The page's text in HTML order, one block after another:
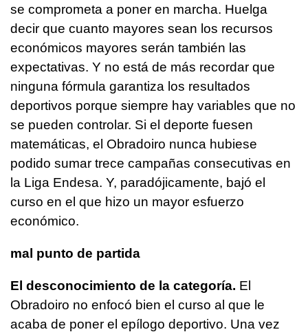
se comprometa a poner en marcha. Huelga
decir que cuanto mayores sean los recursos
económicos mayores serán también las
expectativas. Y no está de más recordar que
ninguna fórmula garantiza los resultados
deportivos porque siempre hay variables que no
se pueden controlar. Si el deporte fuesen
matemáticas, el Obradoiro nunca hubiese
podido sumar trece campañas consecutivas en
la Liga Endesa. Y, paradójicamente, bajó el
curso en el que hizo un mayor esfuerzo
económico.
mal punto de partida
El desconocimiento de la categoría. El
Obradoiro no enfocó bien el curso al que le
acaba de poner el epílogo deportivo. Una vez